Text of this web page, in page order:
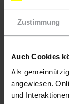
Zustimmung
Auch Cookies
Als
angewiesen.
und
Ministerium und
nicht statt. Die
unter ihnen zehn
damit rechnen,
entkommen.
Weitere Appelle
Vielen Dank